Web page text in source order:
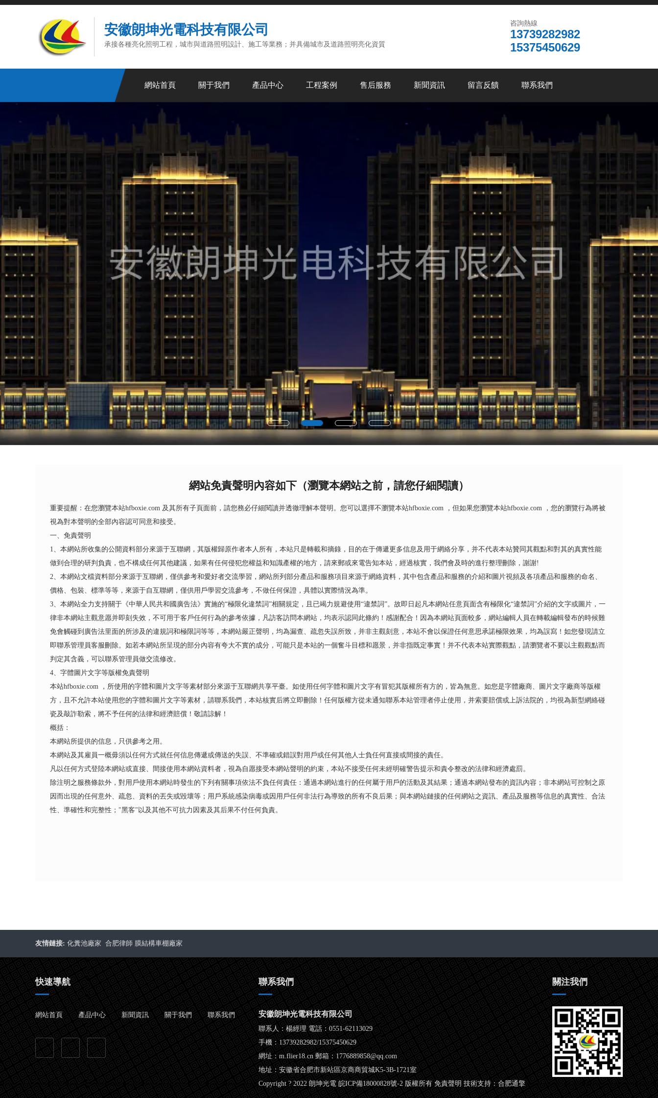
安徽朗坤光電科技有限公司
承接各種亮化照明工程，城市與道路照明設計、施工等業務；并具備城市及道路照明亮化資質
咨詢熱線
13739282982
15375450629
網站首頁 關于我們 產品中心 工程案例 售后服務 新聞資訊 留言反饋 聯系我們
網站免責聲明內容如下（瀏覽本網站之前，請您仔細閱讀）
重要提醒：在您瀏覽本站hfboxie.com 及其所有子頁面前，請您務必仔細閱讀并透徹理解本聲明。您可以選擇不瀏覽本站hfboxie.com ，但如果您瀏覽本站hfboxie.com ，您的瀏覽行為將被
視為對本聲明的全部內容認可同意和接受。
一、免責聲明
1、本網站所收集的公開資料部分來源于互聯網，其版權歸原作者本人所有，本站只是轉載和摘錄，目的在于傳遞更多信息及用于網絡分享，并不代表本站贊同其觀點和對其的真實性能
做到合理的研判負責，也不構成任何其他建議，如果有任何侵犯您權益和知識產權的地方，請來郵或來電告知本站，經過核實，我們會及時的進行整理刪除，謝謝!
2、本網站文檔資料部分來源于互聯網，僅供參考和愛好者交流學習，網站所列部分產品和服務項目來源于網絡資料，其中包含產品和服務的介紹和圖片視頻及各項產品和服務的命名、
價格、包裝、標準等等，來源于自互聯網，僅供用戶學習交流參考，不做任何保證，具體以實際情況為準。
3、本網站全力支持關于《中華人民共和國廣告法》實施的“極限化違禁詞”相關規定，且已竭力規避使用“違禁詞”。故即日起凡本網站任意頁面含有極限化“違禁詞”介紹的文字或圖片，一
律非本網站主觀意愿并即刻失效，不可用于客戶任何行為的參考依據，凡訪客訪問本網站，均表示認同此條約！感謝配合！因為本網站頁面較多，網站編輯人員在轉載編輯發布的時候難
免會觸碰到廣告法里面的所涉及的違規詞和極限詞等等，本網站嚴正聲明，均為漏查、疏忽失誤所致，并非主觀刻意，本站不會以保證任何意思承諾極限效果，均為誤寫！如您發現請立
即聯系管理員客服刪除。如若本網站所呈現的部分內容有夸大不實的成分，可能只是本站的一個奮斗目標和愿景，并非指既定事實！并不代表本站實際觀點，請瀏覽者不要以主觀觀點而
判定其含義，可以聯系管理員做交流修改。
4、字體圖片文字等版權免責聲明
本站hfboxie.com ，所使用的字體和圖片文字等素材部分來源于互聯網共享平臺。如使用任何字體和圖片文字有冒犯其版權所有方的，皆為無意。如您是字體廠商、圖片文字廠商等版權
方，且不允許本站使用您的字體和圖片文字等素材，請聯系我們，本站核實后將立即刪除！任何版權方從未通知聯系本站管理者停止使用，并索要賠償或上訴法院的，均視為新型網絡碰
瓷及敲詐勒索，將不予任何的法律和經濟賠償！敬請諒解！
概括：
本網站所提供的信息，只供參考之用。
本網站及其雇員一概毋須以任何方式就任何信息傳遞或傳送的失誤、不準確或錯誤對用戶或任何其他人士負任何直接或間接的責任。
凡以任何方式登陸本網站或直接、間接使用本網站資料者，視為自愿接受本網站聲明的約束，本站不接受任何未經明確警告提示和責令整改的法律和經濟處罰。
除注明之服務條款外，對用戶使用本網站時發生的下列有關事項依法不負任何責任：通過本網站進行的任何屬于用戶的活動及其結果；通過本網站發布的資訊內容；非本網站可控制之原
因而出現的任何意外、疏忽、資料的丟失或毀壞等；用戶系統感染病毒或因用戶任何非法行為導致的所有不良后果；與本網站鏈接的任何網站之資訊、產品及服務等信息的真實性、合法
性、準確性和完整性；"黑客"以及其他不可抗力因素及其后果不付任何負責。
友情鏈接: 化糞池廠家 合肥律師 膜結構車棚廠家
快速導航
網站首頁 產品中心 新聞資訊 關于我們 聯系我們
聯系我們
安徽朗坤光電科技有限公司
聯系人：楊經理 電話：0551-62113029
手機：13739282982/15375450629
網址：m.flier18.cn 郵箱：1776889858@qq.com
地址：安徽省合肥市新站區京商商貿城K5-3B-1721室
Copyright ? 2022 朗坤光電皖ICP備18000828號-2版權所有 免責聲明 技術支持： 合肥通擎
關注我們